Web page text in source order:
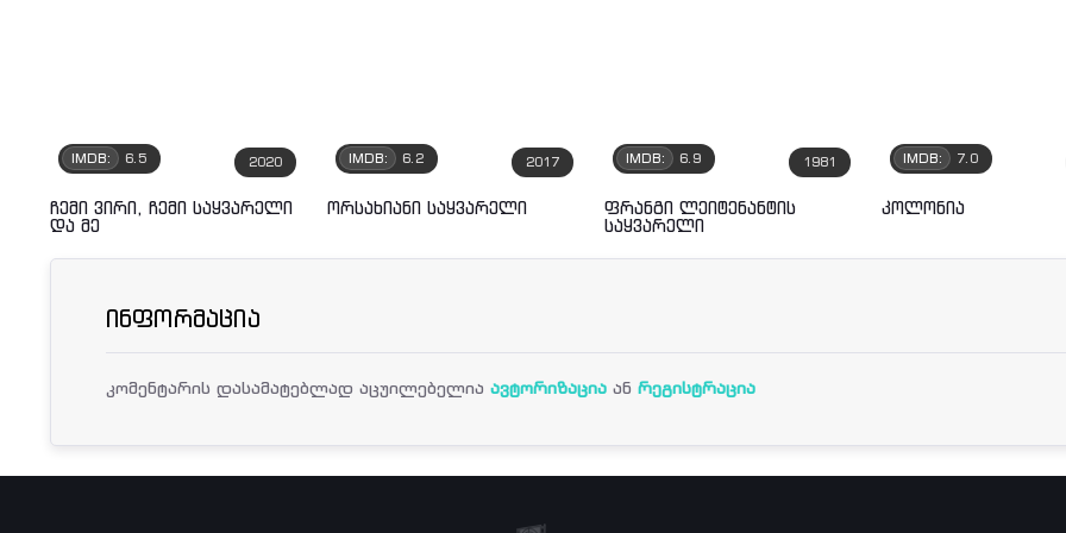
2020
IMDB: 6.5
ჩემი ვირი, ჩემი საყვარელი
და მე
2017
IMDB: 6.2
ორსახიანი საყვარელი
1981
IMDB: 6.9
ფრანგი ლეიტენანტის
საყვარელი
IMDB: 7.0
კოლონია
ინფორმაცია
კომენტარის დასამატებლად აცუილებელია ავტორიზაციაან რეგისტრაცია